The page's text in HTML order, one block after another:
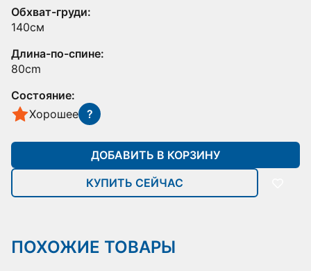
Обхват-груди:
140см
Длина-по-спине:
80cm
Состояние:
Хорошее ?
ДОБАВИТЬ В КОРЗИНУ
КУПИТЬ СЕЙЧАС
ПОХОЖИЕ ТОВАРЫ